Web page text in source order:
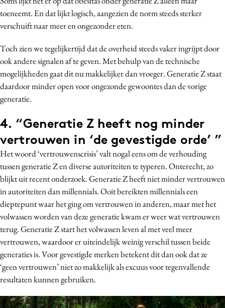
toeneemt. En dat lijkt logisch, aangezien de norm steeds sterker
verschuift naar meer en ongezonder eten.
Toch zien we tegelijkertijd dat de overheid steeds vaker ingrijpt door
ook andere signalen af te geven. Met behulp van de technische
mogelijkheden gaat dit nu makkelijker dan vroeger. Generatie Z staat
daardoor minder open voor ongezonde gewoontes dan de vorige
generatie.
4. “Generatie Z heeft nog minder
vertrouwen in ‘de gevestigde orde’ ”
Het woord ‘vertrouwenscrisis’ valt nogal eens om de verhouding
tussen generatie Z en diverse autoriteiten te typeren. Onterecht, zo
blijkt uit recent onderzoek. Generatie Z heeft niet minder vertrouwen
in autoriteiten dan millennials. Ooit bereikten millennials een
dieptepunt waar het ging om vertrouwen in anderen, maar met het
volwassen worden van deze generatie kwam er weer wat vertrouwen
terug. Generatie Z start het volwassen leven al met veel meer
vertrouwen, waardoor er uiteindelijk weinig verschil tussen beide
generaties is.Voor gevestigde merken betekent dit dan ook dat ze
‘geen vertrouwen’ niet zo makkelijk als excuus voor tegenvallende
resultaten kunnen gebruiken.